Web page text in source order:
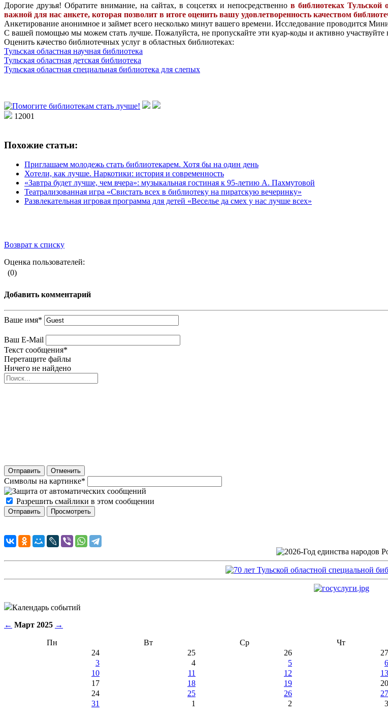
Дорогие друзья! Обратите внимание, на сайтах, в соцсетях и непосредственно в библиотеках
важной для нас анкете, которая позволит в итоге оценить вашу удовлетворенность качеством
Анкетирование анонимное и займет всего несколько минут вашего времени. Исследование проводится
С вашей помощью мы можем стать лучше. Пожалуйста, не пропускайте эти куар-коды и активно участвуйте
Оценить качество библиотечных услуг в областных библиотеках:
Тульская областная научная библиотека
Тульская областная детская библиотека
Тульская областная специальная библиотека для слепых
12001
Похожие статьи:
Приглашаем молодежь стать библиотекарем. Хотя бы на один день
Хотели, как лучше. Наркотики: история и современность
«Завтра будет лучше, чем вчера»: музыкальная гостиная к 95-летию А. Пахмутовой
Театрализованная игра «Свистать всех в библиотеку на пиратскую вечеринку»
Развлекательная игровая программа для детей «Веселье да смех у нас лучше всех»
Возврат к списку
Оценка пользователей:
(0)
Добавить комментарий
Ваше имя*
Ваш E-Mail
Текст сообщения*
Перетащите файлы
Ничего не найдено
Отправить Отменить
Символы на картинке*
Разрешить смайлики в этом сообщении
Календарь событий
← Март 2025 →
Пн Вт Ср Чт
24
25 26 27
3
4 5 6
10
11 12 13
17
18 19 20
24
25 26 27
31
1 2 3